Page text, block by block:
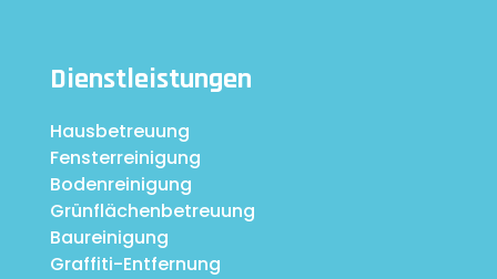
Dienstleistungen
Hausbetreuung
Fensterreinigung
Bodenreinigung
Grünflächenbetreuung
Baureinigung
Graffiti-Entfernung